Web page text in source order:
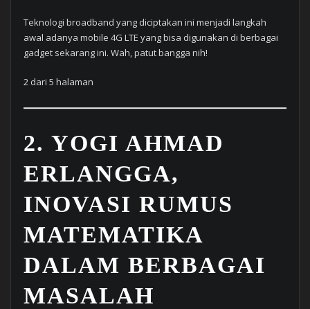
Teknologi broadband yang diciptakan ini menjadi langkah
awal adanya mobile 4G LTE yang bisa digunakan di berbagai
gadget sekarang ini. Wah, patut bangga nih!
2 dari 5 halaman
2. YOGI AHMAD
ERLANGGA,
INOVASI RUMUS
MATEMATIKA
DALAM BERBAGAI
MASALAH